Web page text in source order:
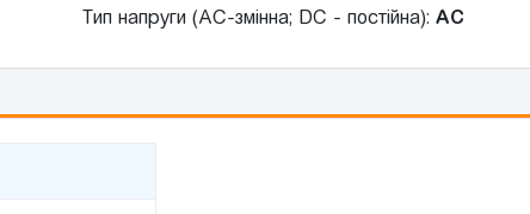
Тип напруги (AC-змінна; DC - постійна):AC